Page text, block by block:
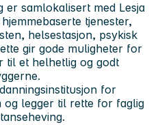
er samlokalisert med Lesja
tjenester,
helsestasjon, psykisk
gir gode muligheter for
til et helhetlig og godt
for
og legger til rette for faglig